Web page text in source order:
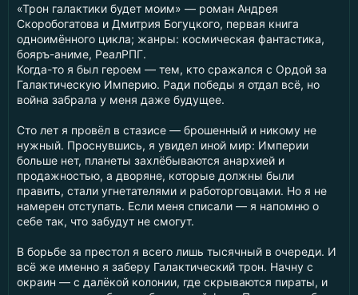
«Трон галактики будет моим» — роман Андрея
Скоробогатова и Дмитрия Богуцкого, первая книга
одноимённого цикла; жанры: космическая фантастика,
бояръ-аниме, РеалРПГ.
Когда-то я был героем — тем, кто сражался с Ордой за
Галактическую Империю. Ради победы я отдал всё, но
война забрала у меня даже будущее.
Сто лет я провёл в стазисе — брошенный и никому не
нужный. Проснувшись, я увидел иной мир: Империи
больше нет, планеты захлёбываются анархией и
продажностью, а дворяне, которые должны были
править, стали угнетателями и работорговцами. Но я не
намерен отступать. Если меня списали — я напомню о
себе так, что забудут не смогут.
В борьбе за престол я всего лишь тысячный в очереди. И
всё же именно я заберу Галактический трон. Начну с
окраин — с далёкой колонии, где скрываются пираты, и